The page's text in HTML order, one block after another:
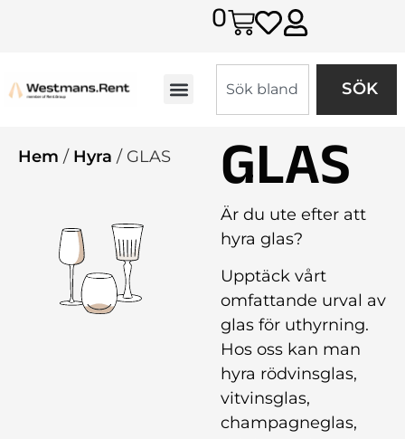
0
SÖK
Hem / Hyra / GLAS GLAS
Är du ute efter att
hyra glas?
Upptäck vårt
omfattande urval av
glas för uthyrning.
Hos oss kan man
hyra rödvinsglas,
vitvinsglas,
champagneglas,